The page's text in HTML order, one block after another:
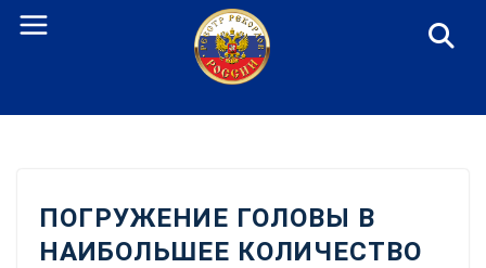
Перейти
ПОГРУЖЕНИЕ ГОЛОВЫ В
НАИБОЛЬШЕЕ КОЛИЧЕСТВО